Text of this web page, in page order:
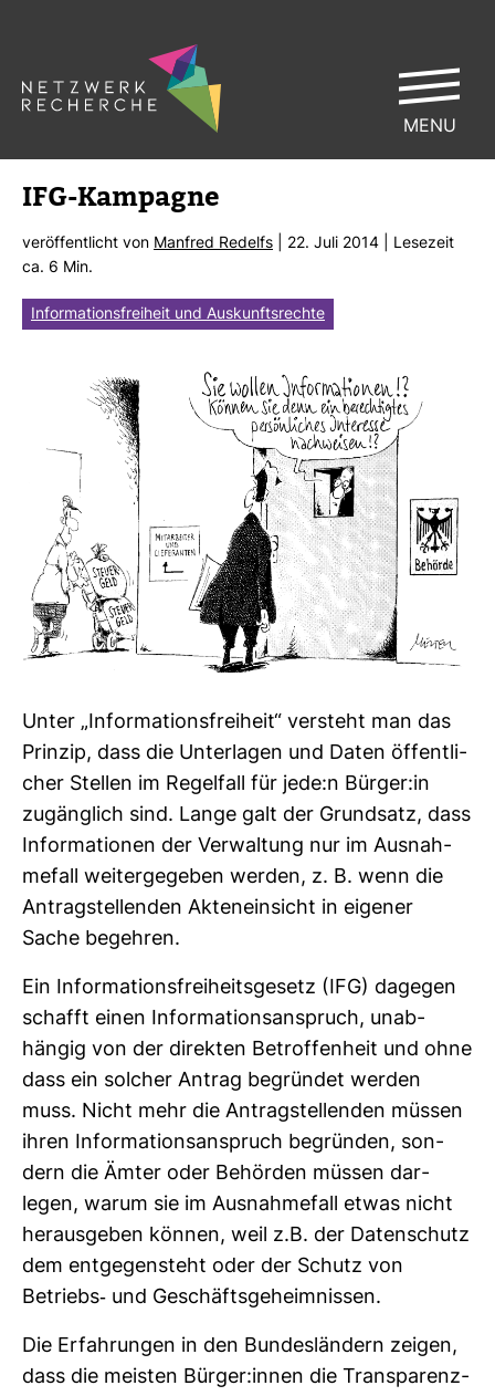
IFG-​Kam­pagne
ver­öf­fent­licht von Man­fred Redelfs | 22. Juli 2014 | Lese­zeit
ca. 6 Min.
Informationsfreiheit und Auskunftsrechte
Unter „Infor­ma­ti­ons­frei­heit“ ver­steht man das
Prinzip, dass die Unter­lagen und Daten öffent­li­
cher Stellen im Regel­fall für jede:n Bürger:in
zugäng­lich sind. Lange galt der Grund­satz, dass
Infor­ma­tionen der Ver­wal­tung nur im Aus­nah­
me­fall wei­ter­ge­geben werden, z. B. wenn die
Antrag­stel­lenden Akten­ein­sicht in eigener
Sache begehren.
Ein Infor­ma­ti­ons­frei­heits­ge­setz (IFG) dagegen
schafft einen Infor­ma­ti­ons­an­spruch, unab­
hängig von der direkten Betrof­fen­heit und ohne
dass ein sol­cher Antrag begründet werden
muss. Nicht mehr die Antrag­stel­lenden müssen
ihren Infor­ma­ti­ons­an­spruch begründen, son­
dern die Ämter oder Behörden müssen dar­
legen, warum sie im Aus­nah­me­fall etwas nicht
her­aus­geben können, weil z.B. der Daten­schutz
dem ent­ge­gen­steht oder der Schutz von
Betriebs-​ und Geschäfts­ge­heim­nissen.
Die Erfah­rungen in den Bun­des­län­dern zeigen,
dass die meisten Bürger:innen die Trans­pa­renz­
MENU